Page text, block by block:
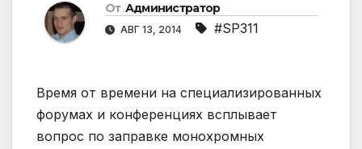
От Администратор
АВГ 13, 2014 #SP311
Время от времени на специализированных
форумах и конференциях всплывает
вопрос по заправке монохромных